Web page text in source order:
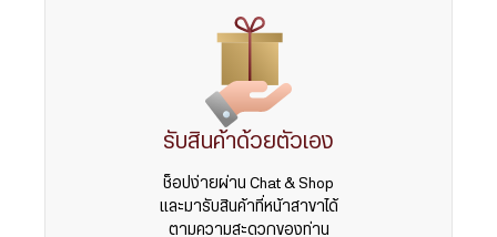
รับสินค้าด้วยตัวเอง
ช็อปง่ายผ่าน Chat & Shop
และมารับสินค้าที่หน้าสาขาได้
ตามความสะดวกของท่าน